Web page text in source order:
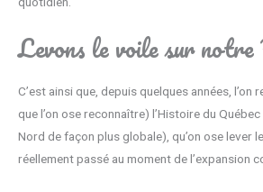
Levons le voile sur
C’est ainsi que, depuis quelques années,
que l’on ose reconnaître) l’Histoire du
Nord de façon plus globale), qu’on ose lever
réellement passé au moment de l’expansion